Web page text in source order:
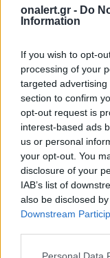
onalert.gr - Do
Information
If you wish to opt-
processing of your
targeted
section to confirm
opt-out request is
interest-based ads
us or personal
your opt-out. You
disclosure of your
IAB’s list of
also be disclosed
Downstream
Personal Data
Διάβασε
DF-17: Σε
ετοιμότητα οι